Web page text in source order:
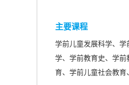
主要课程
学前儿童发展科学、
学、学前教育史、学
育、学前儿童社会教育